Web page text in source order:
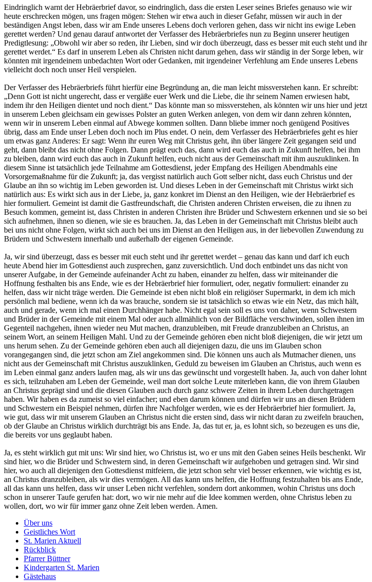
Eindringlich warnt der Hebräerbrief davor, so eindringlich, dass die ersten Leser seines Briefes genauso wie wir
heute erschrecken mögen, uns fragen mögen: Stehen wir etwa auch in dieser Gefahr, müssen wir auch in der
beständigen Angst leben, dass wir am Ende unseres Lebens doch verloren gehen, dass wir nicht ins ewige Leben
gerettet werden? Und genau darauf antwortet der Verfasser des Hebräerbriefes nun zu Beginn unserer heutigen
Predigtlesung: „Obwohl wir aber so reden, ihr Lieben, sind wir doch überzeugt, dass es besser mit euch steht und ihr
gerettet werdet.“ Es darf in unserem Leben als Christen nicht darum gehen, dass wir ständig in der Sorge leben, wir
könnten mit irgendeinem unbedachten Wort oder Gedanken, mit irgendeiner Verfehlung am Ende unseres Lebens
vielleicht doch noch unser Heil verspielen.
Der Verfasser des Hebräerbriefs führt hierfür eine Begründung an, die man leicht missverstehen kann. Er schreibt:
„Denn Gott ist nicht ungerecht, dass er vergäße euer Werk und die Liebe, die ihr seinem Namen erwiesen habt,
indem ihr den Heiligen dientet und noch dient.“ Das könnte man so missverstehen, als könnten wir uns hier und jetzt
in unserem Leben gleichsam ein gewisses Polster an guten Werken anlegen, von dem wir dann zehren könnten,
wenn wir in unserem Leben einmal auf Abwege kommen sollten. Dann bliebe immer noch genügend Positives
übrig, dass am Ende unser Leben doch noch im Plus endet. O nein, dem Verfasser des Hebräerbriefes geht es hier
um etwas ganz Anderes: Er sagt: Wenn ihr euren Weg mit Christus geht, ihn über längere Zeit gegangen seid und
geht, dann bleibt das nicht ohne Folgen. Dann prägt euch das, dann wird euch das auch in Zukunft helfen, bei ihm
zu bleiben, dann wird euch das auch in Zukunft helfen, euch nicht aus der Gemeinschaft mit ihm auszuklinken. In
diesem Sinne ist tatsächlich jede Teilnahme am Gottesdienst, jeder Empfang des Heiligen Abendmahls eine
Vorsorgemaßnahme für die Zukunft; ja, das vergisst natürlich auch Gott selber nicht, dass euch Christus und der
Glaube an ihn so wichtig im Leben geworden ist. Und dieses Leben in der Gemeinschaft mit Christus wirkt sich
natürlich aus: Es wirkt sich aus in der Liebe, ja, ganz konkret im Dienst an den Heiligen, wie der Hebräerbrief es
hier formuliert. Gemeint ist damit die Gastfreundschaft, die Christen anderen Christen erweisen, die zu ihnen zu
Besuch kommen, gemeint ist, dass Christen in anderen Christen ihre Brüder und Schwestern erkennen und sie so bei
sich aufnehmen, ihnen so dienen, wie sie es brauchen. Ja, das Leben in der Gemeinschaft mit Christus bleibt auch
bei uns nicht ohne Folgen, wirkt sich auch bei uns im Dienst an den Heiligen aus, in der liebevollen Zuwendung zu
Brüdern und Schwestern innerhalb und außerhalb der eigenen Gemeinde.
Ja, wir sind überzeugt, dass es besser mit euch steht und ihr gerettet werdet – genau das kann und darf ich euch
heute Abend hier im Gottesdienst auch zusprechen, ganz zuversichtlich. Und doch entbindet uns das nicht von
unserer Aufgabe, in der Gemeinde aufeinander Acht zu haben, einander zu helfen, dass wir miteinander die
Hoffnung festhalten bis ans Ende, wie es der Hebräerbrief hier formuliert, oder, negativ formuliert: einander zu
helfen, dass wir nicht träge werden. Die Gemeinde ist eben nicht bloß ein religiöser Supermarkt, in dem ich mich
persönlich mal bediene, wenn ich da was brauche, sondern sie ist tatsächlich so etwas wie ein Netz, das mich hält,
auch und gerade, wenn ich mal einen Durchhänger habe. Nicht egal sein soll es uns von daher, wenn Schwestern
und Brüder in der Gemeinde mit einem Mal oder auch allmählich von der Bildfläche verschwinden, sollen ihnen im
Gegenteil nachgehen, ihnen wieder neu Mut machen, dranzubleiben, mit Freude dranzubleiben an Christus, an
seinem Wort, an seinem Heiligen Mahl. Und zu der Gemeinde gehören eben nicht bloß diejenigen, die wir jetzt um
uns herum sehen. Zu der Gemeinde gehören eben auch all diejenigen dazu, die uns im Glauben schon
vorangegangen sind, die jetzt schon am Ziel angekommen sind. Die können uns auch als Mutmacher dienen, uns
nicht aus der Gemeinschaft mit Christus auszuklinken, Geduld zu beweisen im Glauben an Christus, auch wenn es
im Leben einmal ganz anders laufen mag, als wir uns das gewünscht und vorgestellt haben. Ja, auch von daher lohnt
es sich, teilzuhaben am Leben der Gemeinde, weil man dort solche Leute miterleben kann, die von ihrem Glauben
an Christus geprägt sind und die diesen Glauben auch durch ganz schwere Zeiten in ihrem Leben durchgetragen
haben. Wir haben es da zumeist so viel einfacher; und eben darum können und dürfen wir uns an diesen Brüdern
und Schwestern ein Beispiel nehmen, dürfen ihre Nachfolger werden, wie es der Hebräerbrief hier formuliert. Ja,
wie gut, dass wir mit unserem Glauben an Christus nicht die ersten sind, dass wir nicht daran zu zweifeln brauchen,
ob der Glaube an Christus wirklich durchträgt bis ans Ende. Ja, das tut er, ja, es lohnt sich, so bezeugen es uns die,
die bereits vor uns geglaubt haben.
Ja, es steht wirklich gut mit uns: Wir sind hier, wo Christus ist, wo er uns mit den Gaben seines Heils beschenkt. Wir
sind hier, wo die Brüder und Schwestern sind, in deren Gemeinschaft wir aufgehoben und getragen sind. Wir sind
hier, wo auch all diejenigen den Gottesdienst mitfeiern, die jetzt schon sehr viel besser erkennen, wie wichtig es ist,
an Christus dranzubleiben, als wir dies vermögen. All das kann uns helfen, die Hoffnung festzuhalten bis ans Ende,
all das kann uns helfen, dass wir unser Leben nicht verfehlen, sondern dort ankommen, wohin Christus uns doch
schon in unserer Taufe gerufen hat: dort, wo wir nie mehr auf die Idee kommen werden, ohne Christus leben zu
wollen, dort, wo wir für immer ganz ohne Zeit leben werden. Amen.
Über uns
Geistliches Wort
St. Marien Aktuell
Rückblick
Pfarrer Büttner
Kindergarten St. Marien
Gästehaus